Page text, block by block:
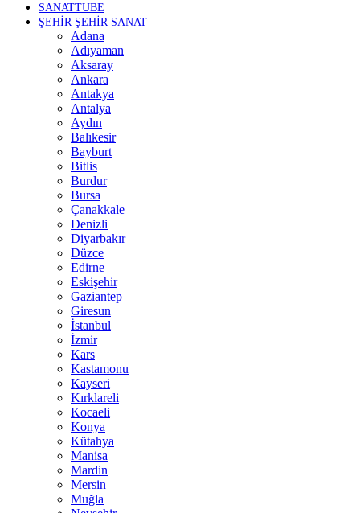
SANATTUBE
ŞEHİR ŞEHİR SANAT
Adana
Adıyaman
Aksaray
Ankara
Antakya
Antalya
Aydın
Balıkesir
Bayburt
Bitlis
Burdur
Bursa
Çanakkale
Denizli
Diyarbakır
Düzce
Edirne
Eskişehir
Gaziantep
Giresun
İstanbul
İzmir
Kars
Kastamonu
Kayseri
Kırklareli
Kocaeli
Konya
Kütahya
Manisa
Mardin
Mersin
Muğla